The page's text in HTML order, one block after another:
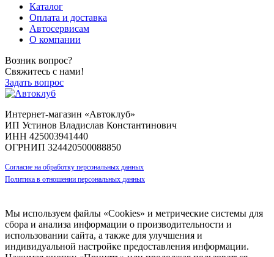
Каталог
Оплата и доставка
Автосервисам
О компании
Возник вопрос?
Свяжитесь с нами!
Задать вопрос
Интернет-магазин «Автоклуб»
ИП Устинов Владислав Константинович
ИНН 425003941440
ОГРНИП 324420500088850
Согласие на обработку персональных данных
Политика в отношении персональных данных
Мы используем файлы «Cookies» и метрические системы для
сбора и анализа информации о производительности и
использовании сайта, а также для улучшения и
индивидуальной настройке предоставления информации.